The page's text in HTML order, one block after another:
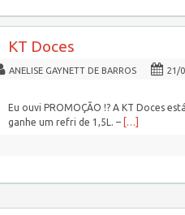
KT Doces
ANELISE GAYNETT DE BARROS 21/
Eu ouvi PROMOÇÃO !? A KT Doces
ganhe um refri de 1,5L. – […]